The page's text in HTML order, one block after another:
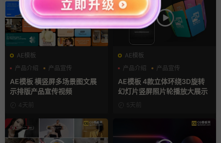
AE模板
产品介绍
产品宣传
产品展示
AE模板 横竖屏多场景图文展
示排版产品宣传视频
4天前
AE模板
产品介绍
产品宣传
产品展示
AE模板 4款立体环绕3D旋转
幻灯片竖屏照片轮播放大展示
5天前